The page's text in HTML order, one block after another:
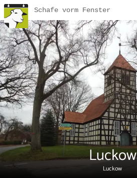
Schafe vorm Fenster
Luckow
Luckow